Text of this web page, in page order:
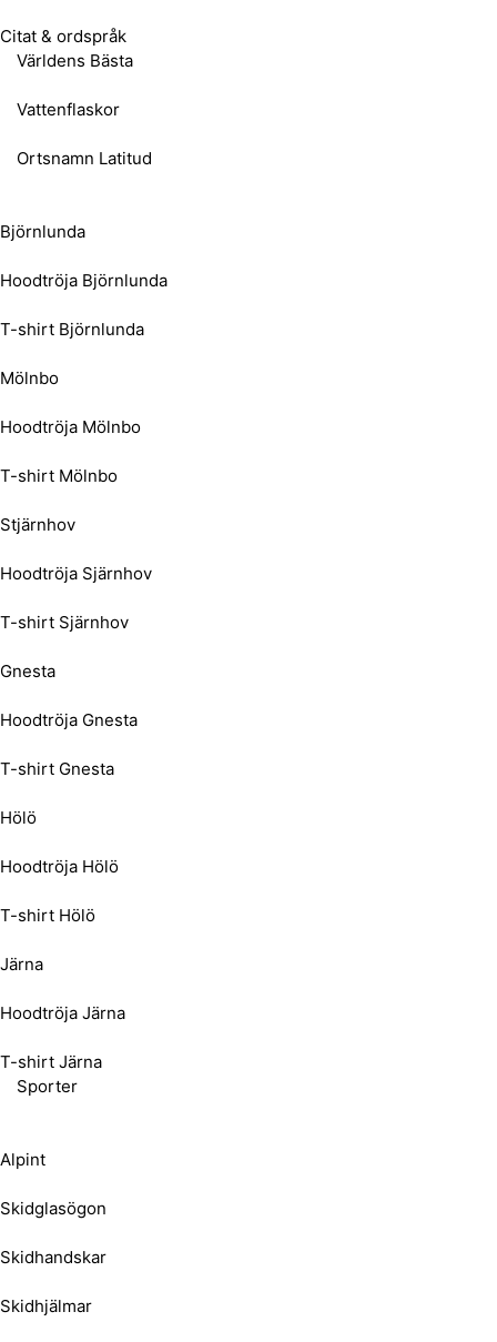
Citat & ordspråk
Världens Bästa
Vattenflaskor
Ortsnamn Latitud
Björnlunda
Hoodtröja Björnlunda
T-shirt Björnlunda
Mölnbo
Hoodtröja Mölnbo
T-shirt Mölnbo
Stjärnhov
Hoodtröja Sjärnhov
T-shirt Sjärnhov
Gnesta
Hoodtröja Gnesta
T-shirt Gnesta
Hölö
Hoodtröja Hölö
T-shirt Hölö
Järna
Hoodtröja Järna
T-shirt Järna
Sporter
Alpint
Skidglasögon
Skidhandskar
Skidhjälmar